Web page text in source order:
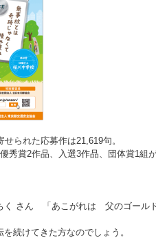
られた応募作は21,619句。
秀賞2作品、入選3作品、団体賞1組
く さん 「あこがれは 父のゴール
続けてきた方なのでしょう。